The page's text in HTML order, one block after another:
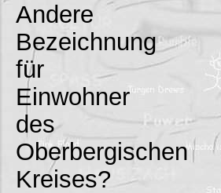
Andere
Bezeichnung
für
Einwohner
des
Oberbergischen
Kreises?